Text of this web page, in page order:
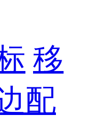
移
配